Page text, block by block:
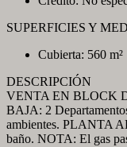
SUPERFICIES Y
Cubierta: 560 m²
DESCRIPCIÓN
VENTA EN BLOCK
BAJA: 2
ambientes. PLANTA
baño. NOTA: El gas